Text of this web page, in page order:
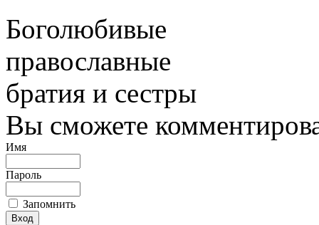
Боголюбивые
православные
братия и сестры
Вы сможете
Имя
Пароль
Запомнить